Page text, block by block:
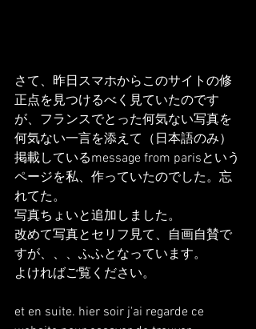
さて、昨日スマホからこのサイトの修
正点を見つけるべく見ていたのです
が、フランスでとった何気ない写真を
何気ない一言を添えて（日本語のみ）
掲載しているmessage from parisという
ページを私、作っていたのでした。忘
れてた。
写真ちょいと追加しました。
改めて写真とセリフ見て、自画自賛で
すが、、、ふふとなっています。
よければご覧ください。
et en suite. hier soir j'ai regarde ce